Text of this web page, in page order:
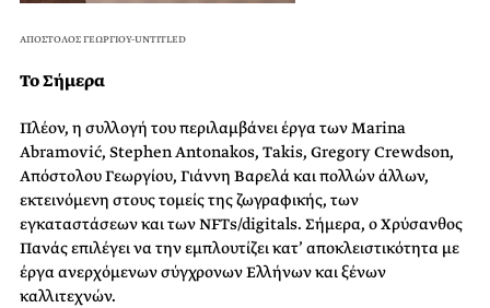
ΑΠΟΣΤΟΛΟΣ ΓΕΩΡΓΙΟΥ-UNTITLED
Το Σήμερα
Πλέον, η συλλογή του περιλαμβάνει έργα των Marina
Abramović, Stephen Antonakos, Takis, Gregory Crewdson,
Απόστολου Γεωργίου, Γιάννη Βαρελά και πολλών άλλων,
εκτεινόμενη στους τομείς της ζωγραφικής, των
εγκαταστάσεων και των NFTs/digitals. Σήμερα, ο Χρύσανθος
Πανάς επιλέγει να την εμπλουτίζει κατ’ αποκλειστικότητα με
έργα ανερχόμενων σύγχρονων Ελλήνων και ξένων
καλλιτεχνών.